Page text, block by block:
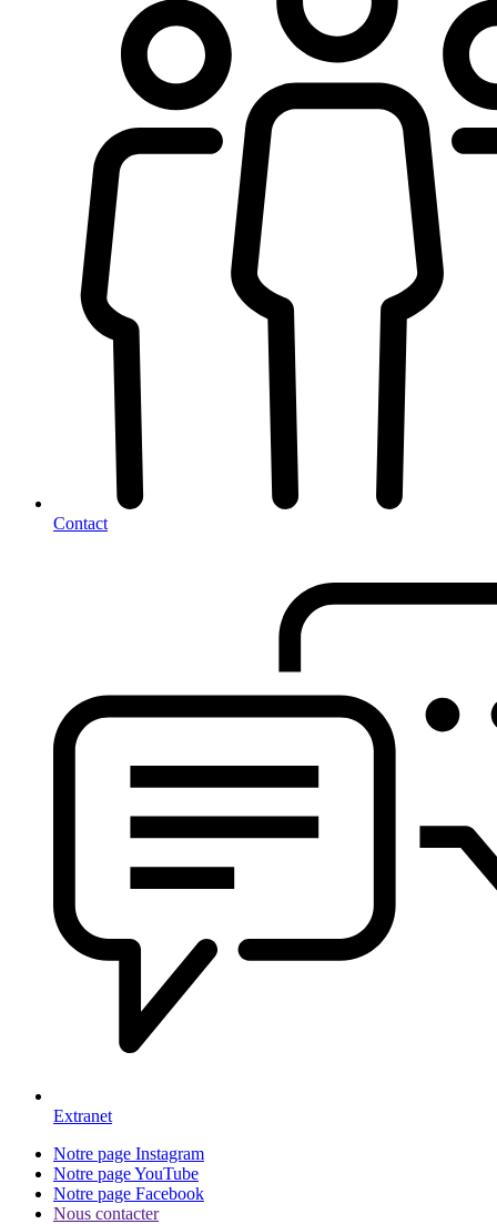
Contact
Extranet
Notre page Instagram
Notre page YouTube
Notre page Facebook
Nous contacter